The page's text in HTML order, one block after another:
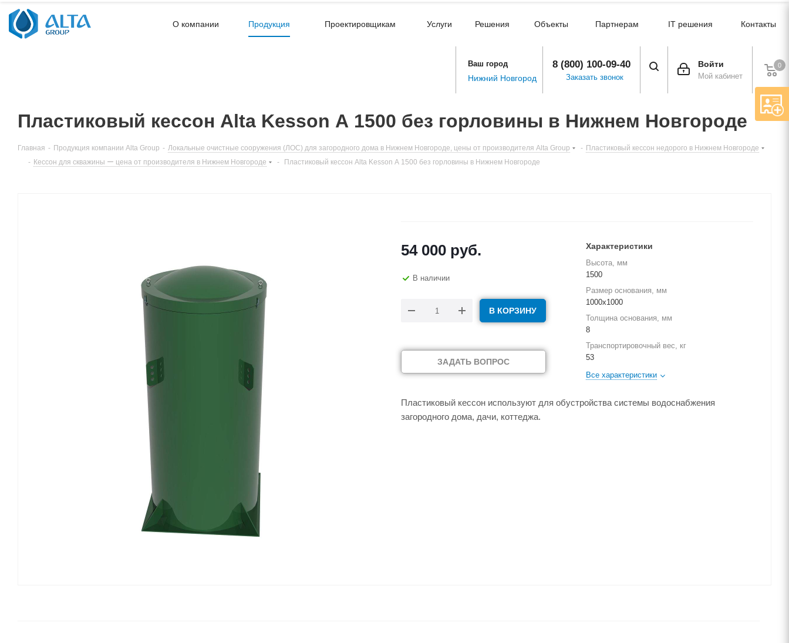
О компании Продукция Проектировщикам Услуги Решения Объекты Партнерам IT решения Контакты
0
Войти
Мой кабинет
8 (800) 100-09-40
Заказать звонок
Ваш город
Нижний Новгород
Пластиковый кессон Alta Kesson А 1500 без горловины в Нижнем Новгороде
Главная - Продукция компании Alta Group - Локальные очистные сооружения (ЛОС) для загородного дома в Нижнем Новгороде, цены от производителя Alta Group - Пластиковый кессон недорого в Нижнем Новгороде
- Кессон для скважины ー цена от производителя в Нижнем Новгороде - Пластиковый кессон Alta Kesson А 1500 без горловины в Нижнем Новгороде
54 000 руб.
В наличии
В КОРЗИНУ
ЗАДАТЬ ВОПРОС
Характеристики
Высота, мм
1500
Размер основания, мм
1000х1000
Толщина основания, мм
8
Транспортировочный вес, кг
53
Все характеристики
Пластиковый кессон используют для обустройства системы водоснабжения
загородного дома, дачи, коттеджа.